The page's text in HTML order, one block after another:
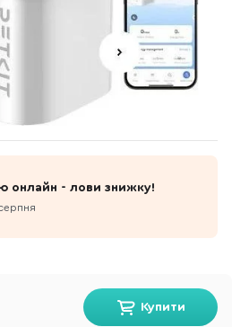
онлайн - лови знижку!
Купити